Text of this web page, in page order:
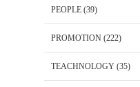
PEOPLE (39)
PROMOTION (222)
TEACHNOLOGY (35)